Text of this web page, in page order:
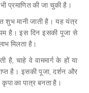
प्रमाणित की जा चुकी है।
शुभ मानी जाती है। यह यंत्र
है। इस दिन इसकी पूजा से
मिलता है।
है, चाहे वे वाममार्ग के हों या
है। इसकी पूजा, दर्शन और
का पात्र बनता है।